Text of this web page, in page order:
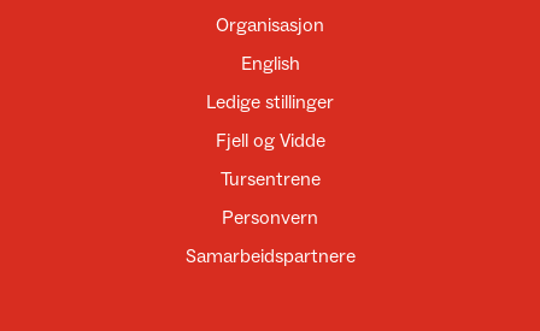
Organisasjon
English
Ledige stillinger
Fjell og Vidde
Tursentrene
Personvern
Samarbeidspartnere